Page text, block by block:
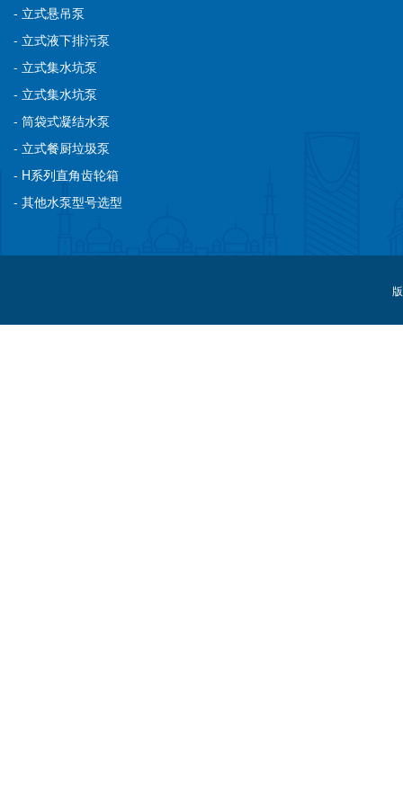
- 立式悬吊泵
- 立式液下排污泵
- 立式集水坑泵
- 立式集水坑泵
- 筒袋式凝结水泵
- 立式餐厨垃圾泵
- H系列直角齿轮箱
- 其他水泵型号选型